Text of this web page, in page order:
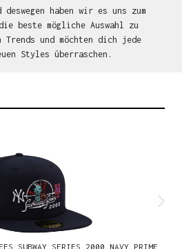
haben wir es uns zum
beste mögliche Auswahl zu
und möchten dich jede
Styles überraschen.
SUBWAY SERIES 2000 NAVY PRIME